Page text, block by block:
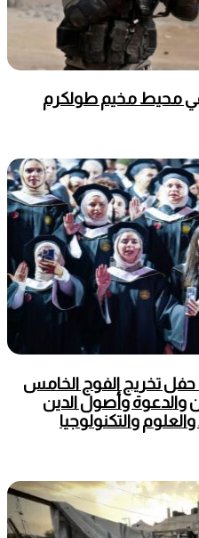
في محيط مخيم طولكرم
تخريج الفوج الخامس
والدعوة وأصول الدين
والتكنولوجيا